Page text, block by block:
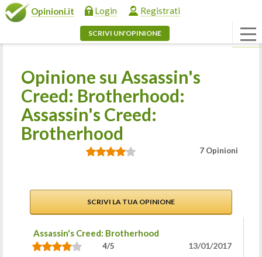
Opinioni.it Login Registrati
SCRIVI UN'OPINIONE
Opinione su Assassin's
Creed: Brotherhood:
Assassin's Creed:
Brotherhood
7 Opinioni
SCRIVI LA TUA OPINIONE
Assassin's Creed: Brotherhood
4/5 13/01/2017